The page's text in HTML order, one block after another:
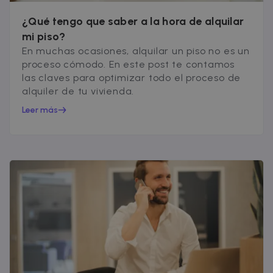
¿Qué tengo que saber a la hora de alquilar
mi piso?
En muchas ocasiones, alquilar un piso no es un
proceso cómodo. En este post te contamos
las claves para optimizar todo el proceso de
alquiler de tu vivienda.
Leer más
__cfruid
Cloudflare Inc.
Sesión
cf_clearance
Proveedor /
Dominio
Proveedor /
Dominio
Google